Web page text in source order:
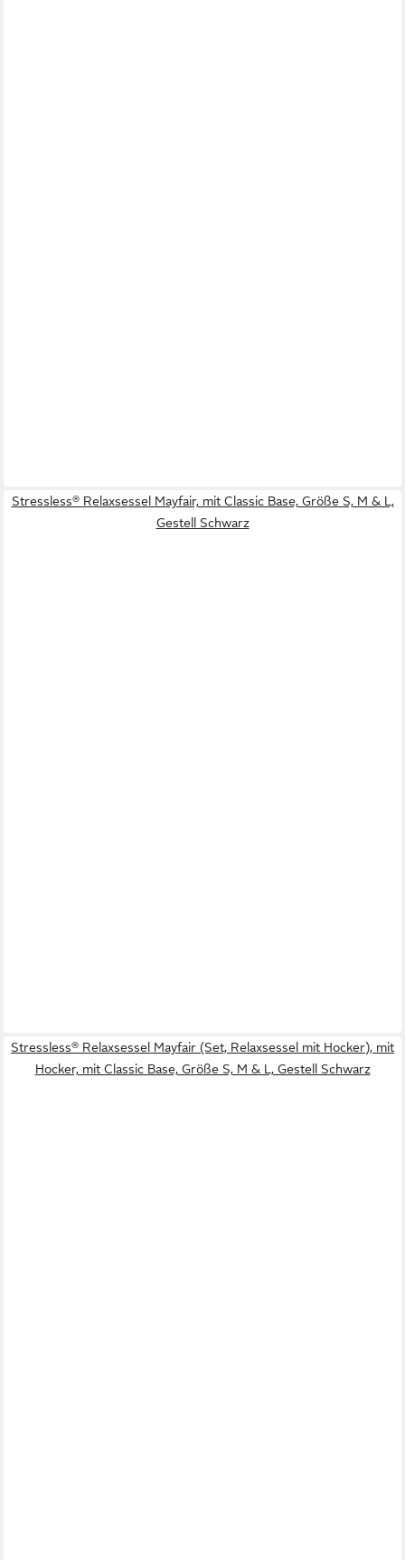
Stressless® Relaxsessel Mayfair, mit Classic Base, Größe S, M & L,
Gestell Schwarz
Stressless® Relaxsessel Mayfair (Set, Relaxsessel mit Hocker), mit
Hocker, mit Classic Base, Größe S, M & L, Gestell Schwarz